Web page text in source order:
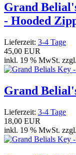
Grand
- Hooded
Lieferzeit: 3-4 Tage
45,00 EUR
inkl. 19 % MwSt. zzgl.
Grand
Lieferzeit: 3-4 Tage
18,00 EUR
inkl. 19 % MwSt. zzgl.